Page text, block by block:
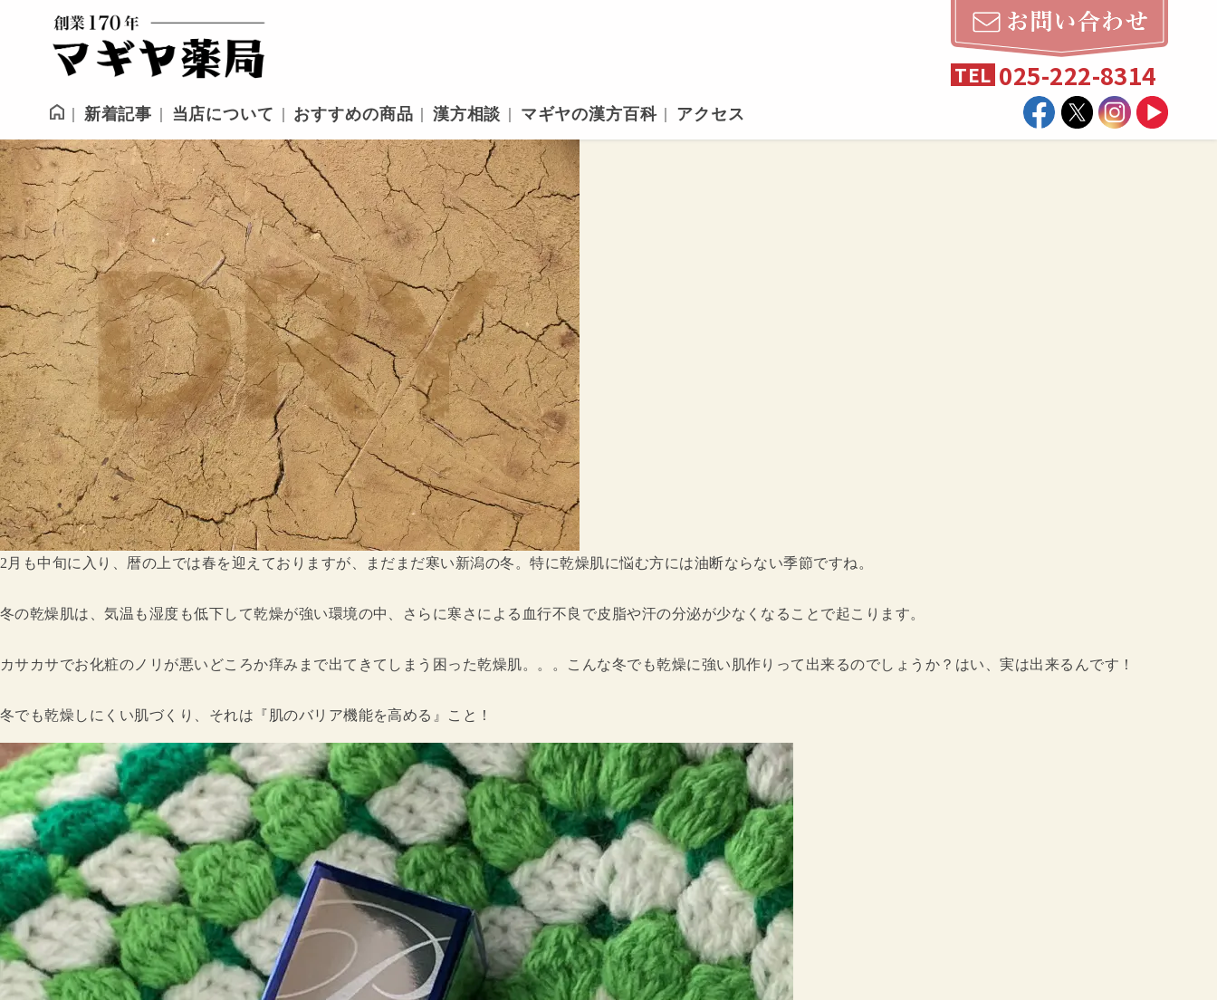
TEL 025-222-8314
新着記事 当店について おすすめの商品 漢方相談 マギヤの漢方百科 アクセス
2月も中旬に入り、暦の上では春を迎えておりますが、まだまだ寒い新潟の冬。特に乾燥肌に悩む方には油断ならない季節ですね。
冬の乾燥肌は、気温も湿度も低下して乾燥が強い環境の中、さらに寒さによる血行不良で皮脂や汗の分泌が少なくなることで起こります。
カサカサでお化粧のノリが悪いどころか痒みまで出てきてしまう困った乾燥肌。。。こんな冬でも乾燥に強い肌作りって出来るのでしょうか？はい、実は出来るんです！
冬でも乾燥しにくい肌づくり、それは『肌のバリア機能を高める』こと！